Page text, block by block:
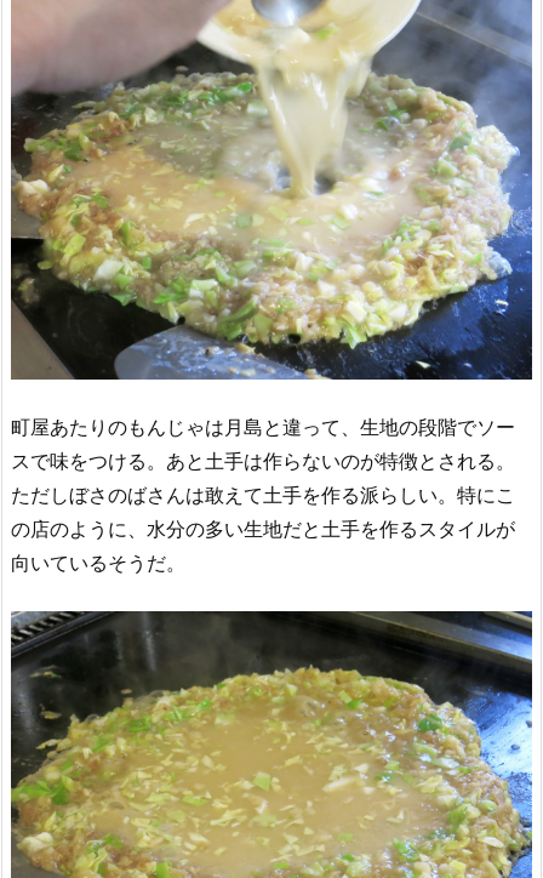
町屋あたりのもんじゃは月島と違って、生地の段階でソー
スで味をつける。あと土手は作らないのが特徴とされる。
ただしぼさのばさんは敢えて土手を作る派らしい。特にこ
の店のように、水分の多い生地だと土手を作るスタイルが
向いているそうだ。